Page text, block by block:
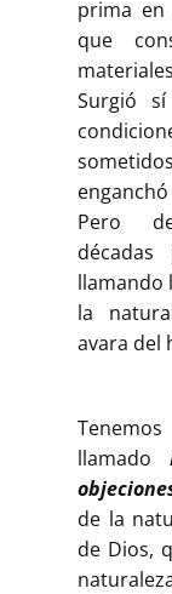
prima en
que
Surgió
enganchó
Pero
llamando
la
avara del
llamado
de la
de Dios,